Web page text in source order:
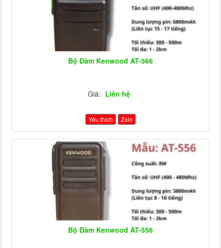
Bộ Đàm Kenwood AT-566
Giá: Liên hệ
Yêu thích Zalo
Bộ Đàm Kenwood AT-556